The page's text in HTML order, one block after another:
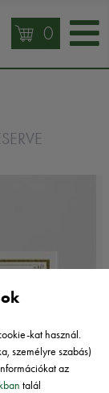
0
kat használ.
személyre szabás)
az
talál